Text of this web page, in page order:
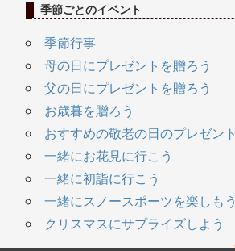
季節ごとのイベント
季節行事
母の日にプレゼントを贈ろう
父の日にプレゼントを贈ろう
お歳暮を贈ろう
おすすめの敬老の日のプレゼント
一緒にお花見に行こう
一緒に初詣に行こう
一緒にスノースポーツを楽しもう
クリスマスにサプライズしよう